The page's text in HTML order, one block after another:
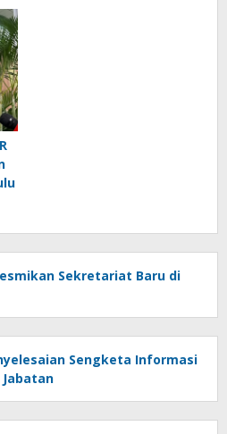
Sekretariat Baru di
Sengketa Informasi
Jabatan